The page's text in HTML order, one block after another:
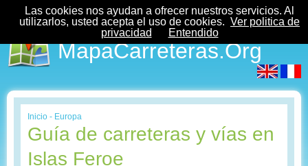
MapaCarreteras.Org
Inicio - Europa
Guía de carreteras y vías en
Islas Feroe
Las cookies nos ayudan a ofrecer nuestros servicios. Al
utilizarlos, usted acepta el uso de cookies. Ver politica de
privacidad
Entendido